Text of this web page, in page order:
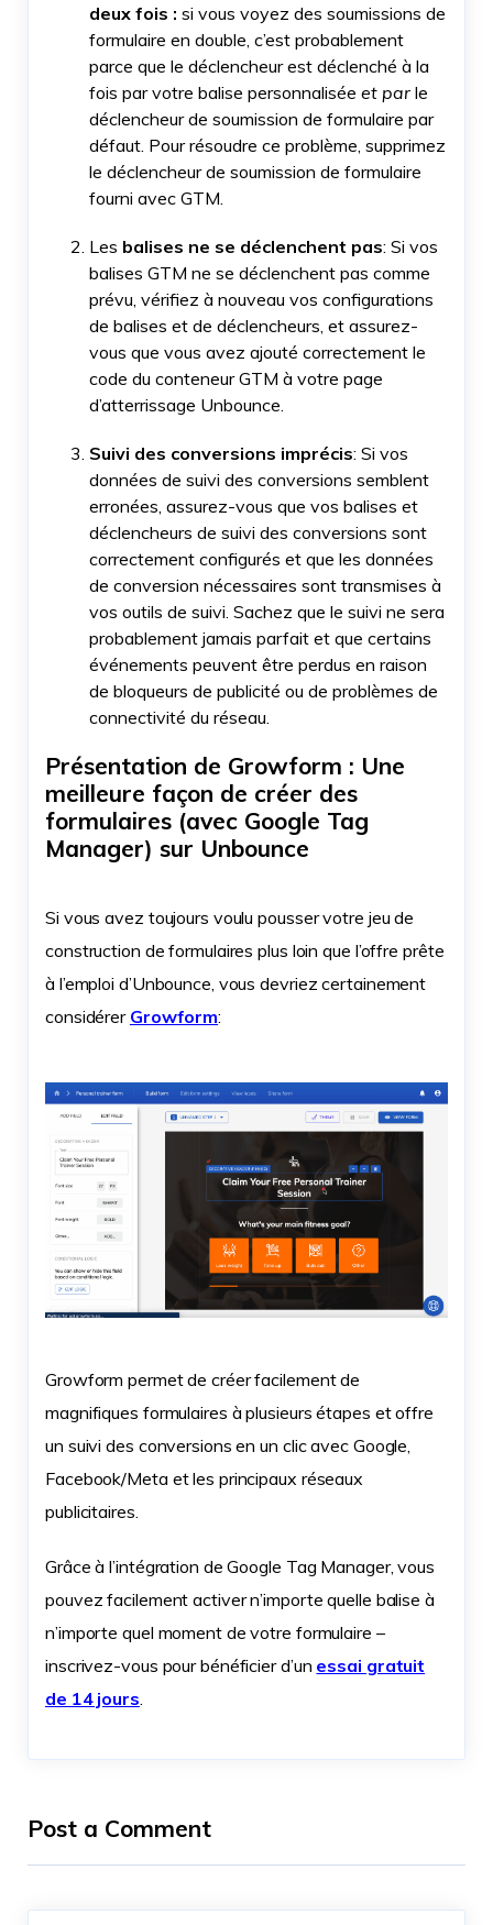
deux fois : si vous voyez des soumissions de
formulaire en double, c’est probablement
parce que le déclencheur est déclenché à la
fois par votre balise personnalisée et par le
déclencheur de soumission de formulaire par
défaut. Pour résoudre ce problème, supprimez
le déclencheur de soumission de formulaire
fourni avec GTM.
Les balises ne se déclenchent pas: Si vos
balises GTM ne se déclenchent pas comme
prévu, vérifiez à nouveau vos configurations
de balises et de déclencheurs, et assurez-
vous que vous avez ajouté correctement le
code du conteneur GTM à votre page
d’atterrissage Unbounce.
Suivi des conversions imprécis: Si vos
données de suivi des conversions semblent
erronées, assurez-vous que vos balises et
déclencheurs de suivi des conversions sont
correctement configurés et que les données
de conversion nécessaires sont transmises à
vos outils de suivi. Sachez que le suivi ne sera
probablement jamais parfait et que certains
événements peuvent être perdus en raison
de bloqueurs de publicité ou de problèmes de
connectivité du réseau.
Présentation de Growform : Une
meilleure façon de créer des
formulaires (avec Google Tag
Manager) sur Unbounce
Si vous avez toujours voulu pousser votre jeu de
construction de formulaires plus loin que l’offre prête
à l’emploi d’Unbounce, vous devriez certainement
considérer Growform:
Growform permet de créer facilement de
magnifiques formulaires à plusieurs étapes et offre
un suivi des conversions en un clic avec Google,
Facebook/Meta et les principaux réseaux
publicitaires.
Grâce à l’intégration de Google Tag Manager, vous
pouvez facilement activer n’importe quelle balise à
n’importe quel moment de votre formulaire –
inscrivez-vous pour bénéficier d’un essai gratuit
de 14 jours
Post a Comment